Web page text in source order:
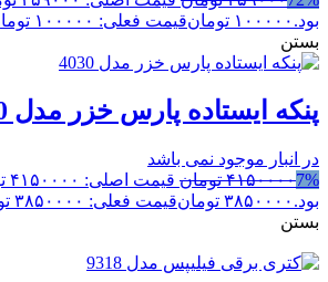
بود. ۱۰۰۰۰۰ تومانقیمت فعلی: ۱۰۰۰۰۰ تومان.
بستن
پنکه ایستاده پارس خزر مدل 4030
در انبار موجود نمی باشد
7%۴۱۵۰۰۰۰ تومان
بود. ۳۸۵۰۰۰۰ تومانقیمت فعلی: ۳۸۵۰۰۰۰ تومان.
بستن